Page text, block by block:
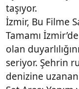
taşıyor.
İzmir, Bu Filme
Tamamı
olan
seriyor. Şehrin
denizine